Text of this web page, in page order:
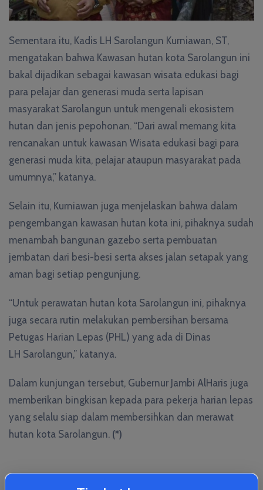
Sementara itu, Kadis LH Sarolangun Kurniawan, ST,
mengatakan bahwa Kawasan hutan kota Sarolangun ini
bakal dijadikan sebagai kawasan wisata edukasi bagi
para pelajar dan generasi muda serta lapisan
masyarakat Sarolangun untuk mengenali ekosistem
hutan dan jenis pepohonan. “Dari awal memang kita
rencanakan untuk kawasan Wisata edukasi bagi para
generasi muda kita, pelajar ataupun masyarakat pada
umumnya,” katanya.
Selain itu, Kurniawan juga menjelaskan bahwa dalam
pengembangan kawasan hutan kota ini, pihaknya sudah
menambah bangunan gazebo serta pembuatan
jembatan dari besi-besi serta akses jalan setapak yang
aman bagi setiap pengunjung.
“Untuk perawatan hutan kota Sarolangun ini, pihaknya
juga secara rutin melakukan pembersihan bersama
Petugas Harian Lepas (PHL) yang ada di Dinas
LH Sarolangun,” katanya.
Dalam kunjungan tersebut, Gubernur Jambi AlHaris juga
memberikan bingkisan kepada para pekerja harian lepas
yang selalu siap dalam membersihkan dan merawat
hutan kota Sarolangun. (*)